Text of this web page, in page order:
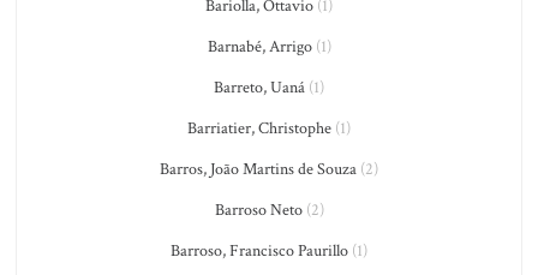
Bariolla, Ottavio (1)
Barnabé, Arrigo(1)
Barreto, Uaná (1)
Barriatier, Christophe (1)
Barros, João Martins de Souza (2)
Barroso Neto(2)
Barroso, Francisco Paurillo (1)